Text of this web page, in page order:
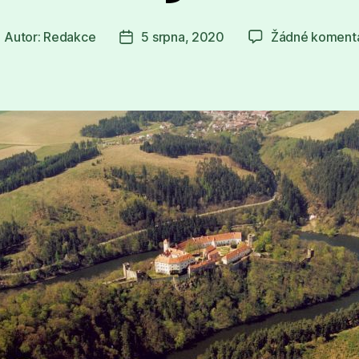
Autor: Redakce
Datum
5 srpna, 2020 Žádné